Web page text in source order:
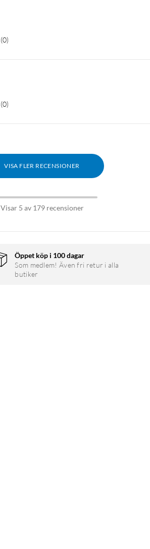
(0)
(0)
VISA FLER RECENSIONER
Visar 5 av 179 recensioner
Öppet köp i 100 dagar
Som medlem! Även fri retur i alla
butiker